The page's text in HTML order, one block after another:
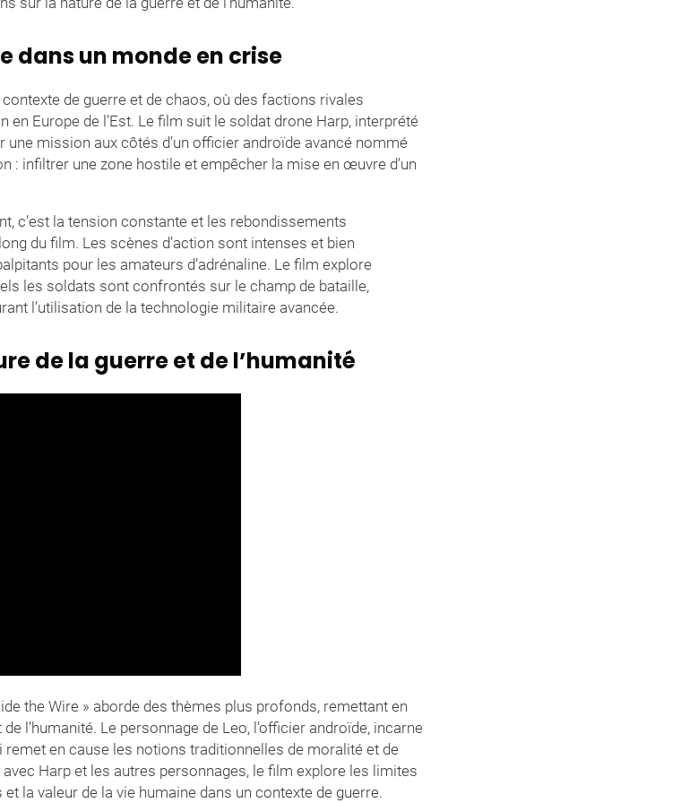
dans un monde en crise
de guerre et de chaos, où des factions rivales
en Europe de l’Est. Le film suit le soldat drone Harp, interprété
une mission aux côtés d’un officier androïde avancé nommé
: infiltrer une zone hostile et empêcher la mise en œuvre d’un
c’est la tension constante et les rebondissements
du film. Les scènes d’action sont intenses et bien
pour les amateurs d’adrénaline. Le film explore
les soldats sont confrontés sur le champ de bataille,
l’utilisation de la technologie militaire avancée.
de la guerre et de l’humanité
the Wire » aborde des thèmes plus profonds, remettant en
l’humanité. Le personnage de Leo, l’officier androïde, incarne
en cause les notions traditionnelles de moralité et de
Harp et les autres personnages, le film explore les limites
la valeur de la vie humaine dans un contexte de guerre.